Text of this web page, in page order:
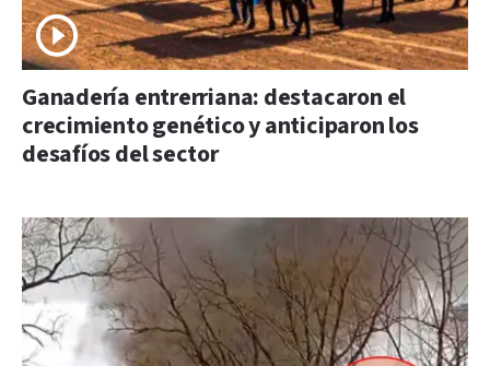
Ganadería entrerriana: destacaron el
crecimiento genético y anticiparon los
desafíos del sector